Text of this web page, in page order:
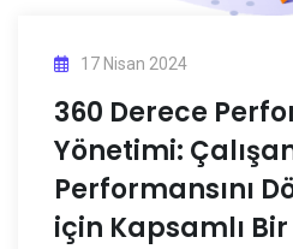
17 Nisan 2024
360 Derece
Yönetimi:
Performansını
için Kapsamlı